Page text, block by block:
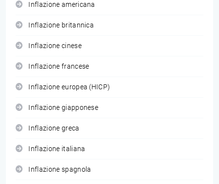
Inflazione americana
Inflazione britannica
Inflazione cinese
Inflazione francese
Inflazione europea (HICP)
Inflazione giapponese
Inflazione greca
Inflazione italiana
Inflazione spagnola